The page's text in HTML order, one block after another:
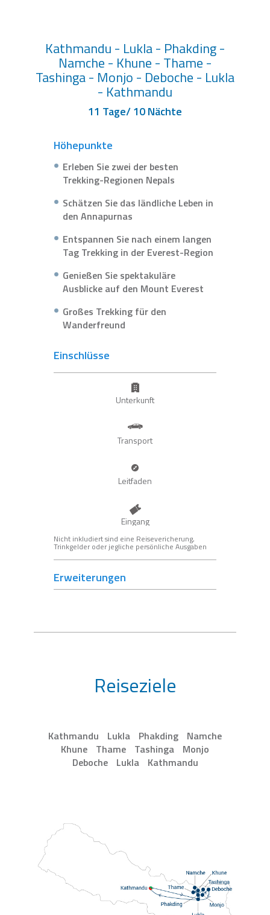
Kathmandu - Lukla - Phakding -
Namche - Khune - Thame -
Tashinga - Monjo - Deboche - Lukla
- Kathmandu
11 Tage/ 10 Nächte
Höhepunkte
Erleben Sie zwei der besten
Trekking-Regionen Nepals
Schätzen Sie das ländliche Leben in
den Annapurnas
Entspannen Sie nach einem langen
Tag Trekking in der Everest-Region
Genießen Sie spektakuläre
Ausblicke auf den Mount Everest
Großes Trekking für den
Wanderfreund
Einschlüsse
Unterkunft
Transport
Leitfaden
Eingang
Nicht inkludiert sind eine Reisevericherung,
Trinkgelder oder jegliche persönliche Ausgaben
Erweiterungen
Reiseziele
Kathmandu Lukla Phakding
Namche
Khune
Thame Tashinga
Monjo
Deboche
Lukla Kathmandu